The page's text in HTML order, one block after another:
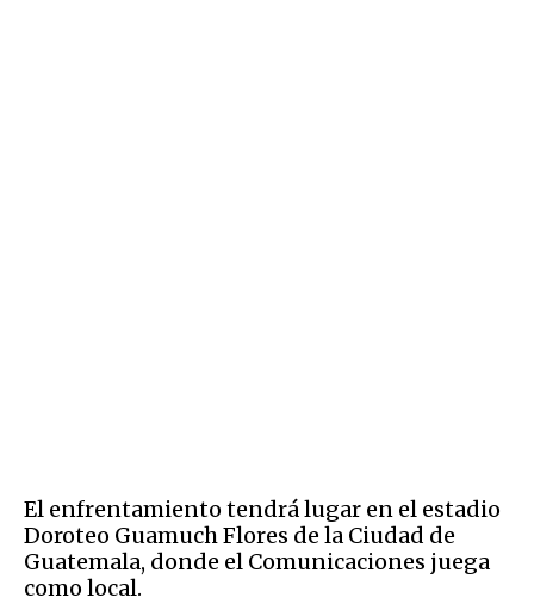
El enfrentamiento tendrá lugar en el estadio
Doroteo Guamuch Flores de la Ciudad de
Guatemala, donde el Comunicaciones juega
como local.